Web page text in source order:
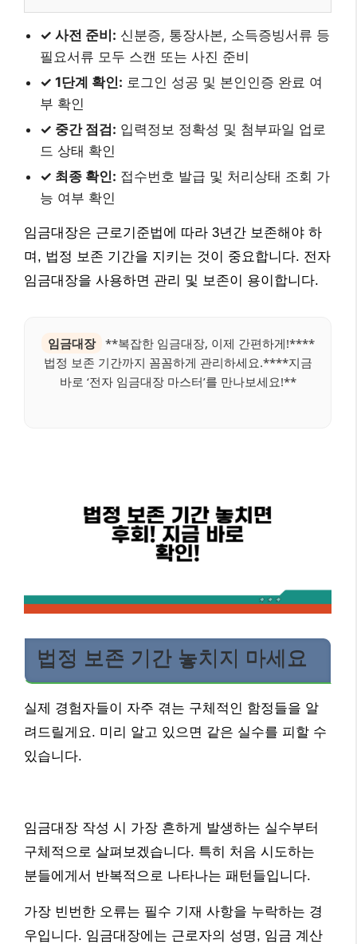
✓ 사전 준비: 신분증, 통장사본, 소득증빙서류 등
필요서류 모두 스캔 또는 사진 준비
✓ 1단계 확인: 로그인 성공 및 본인인증 완료 여
부 확인
✓ 중간 점검: 입력정보 정확성 및 첨부파일 업로
드 상태 확인
✓ 최종 확인: 접수번호 발급 및 처리상태 조회 가
능 여부 확인
임금대장은 근로기준법에 따라 3년간 보존해야 하
며, 법정 보존 기간을 지키는 것이 중요합니다. 전자
임금대장을 사용하면 관리 및 보존이 용이합니다.
임금대장
**복잡한 임금대장, 이제 간편하게!****
법정 보존 기간까지 꼼꼼하게 관리하세요.****지금
바로 ‘전자 임금대장 마스터’를 만나보세요!**
법정 보존 기간 놓치지 마세요
실제 경험자들이 자주 겪는 구체적인 함정들을 알
려드릴게요. 미리 알고 있으면 같은 실수를 피할 수
있습니다.
임금대장 작성 시 가장 흔하게 발생하는 실수부터
구체적으로 살펴보겠습니다. 특히 처음 시도하는
분들에게서 반복적으로 나타나는 패턴들입니다.
가장 빈번한 오류는 필수 기재 사항을 누락하는 경
우입니다. 임금대장에는 근로자의 성명, 임금 계산